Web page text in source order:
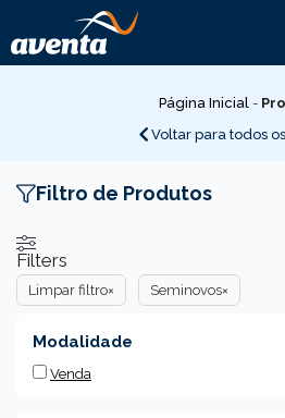
para
o
Página Inicial -
Voltar para todos
Filtro de Produtos
Filters
Limpar filtro× Seminovos×
Modalidade
Venda